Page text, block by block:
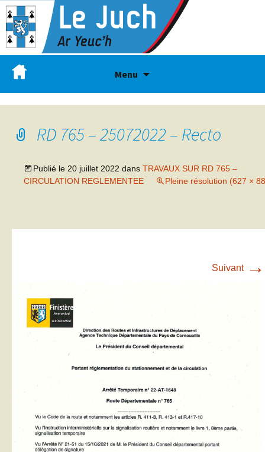
Menu
RD 765 – 25072022 – Recto
Publié le 20 juillet 2022 dans TRAVAUX SUR RD 765 –
CIRCULATION REGLEMENTEE
Pleine résolution (627 ×
Suivant →